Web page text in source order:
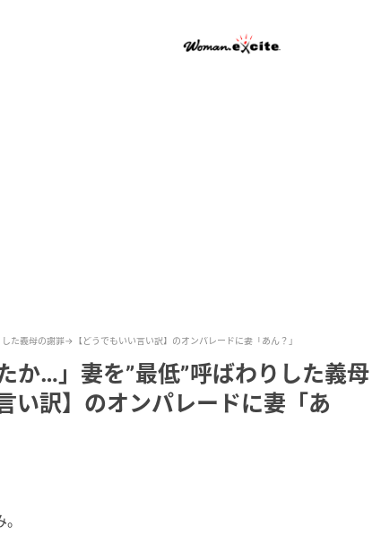
た義母の謝罪→【どうでもいい言い訳】のオンパレードに妻「あん？」
か…」妻を”最低”呼ばわりした義母
い訳】のオンパレードに妻「あ